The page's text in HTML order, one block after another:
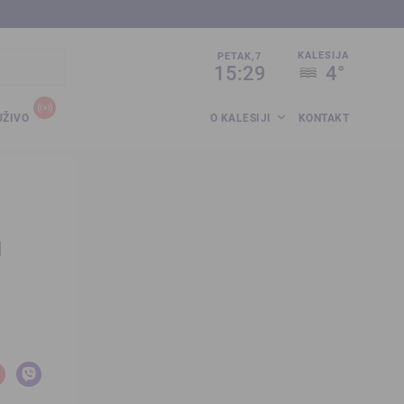
PETAK,7
15:29
KALESIJA
4°
O KALESIJI KONTAKT